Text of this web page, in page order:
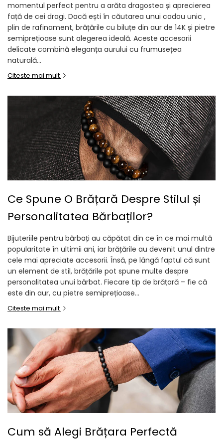
momentul perfect pentru a arăta dragostea și aprecierea
față de cei dragi. Dacă ești în căutarea unui cadou unic ,
plin de rafinament, brățările cu biluțe din aur de 14K și pietre
semiprețioase sunt alegerea ideală. Aceste accesorii
delicate combină eleganța aurului cu frumusețea
naturală...
Citeste mai mult
Ce Spune O Brățară Despre Stilul și
Personalitatea Bărbaților?
Bijuteriile pentru bărbați au căpătat din ce în ce mai multă
popularitate în ultimii ani, iar brățările au devenit unul dintre
cele mai apreciate accesorii. Însă, pe lângă faptul că sunt
un element de stil, brățările pot spune multe despre
personalitatea unui bărbat. Fiecare tip de brățară – fie că
este din aur, cu pietre semiprețioase...
Citeste mai mult
Cum să Alegi Brățara Perfectă